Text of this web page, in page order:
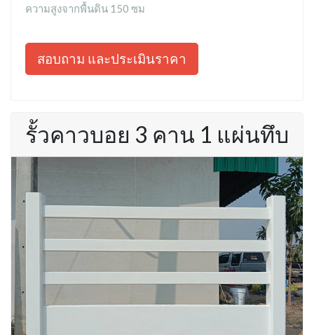
ความสูงจากพื้นดิน 150 ซม
สอบถาม และประเมินราคา
รั้วคาวบอย 3 คาน 1 แผ่นทึบ